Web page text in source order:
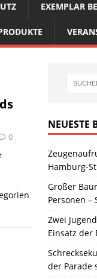
EXEMPLAR
0
NEUESTE
Hamburg-
Großer
Personen –
Zwei
Einsatz der
der Parade